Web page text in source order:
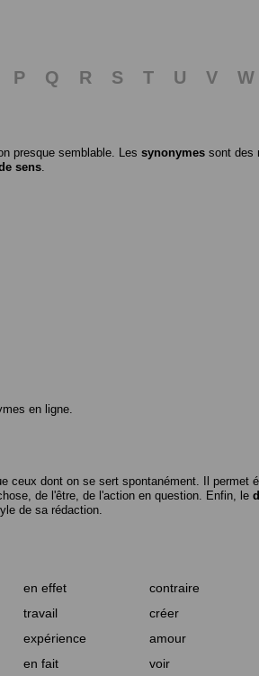
P Q R S T U V W
presque semblable. Les synonymes sont des
sens
en ligne.
ceux dont on se sert spontanément. Il permet
de l'être, de l'action en question. Enfin, le
de sa rédaction.
en effet
contraire
travail
créer
expérience
amour
en fait voir